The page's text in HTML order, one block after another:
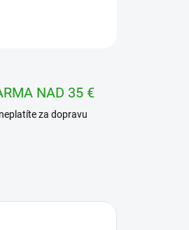
NAD 35 €
za dopravu